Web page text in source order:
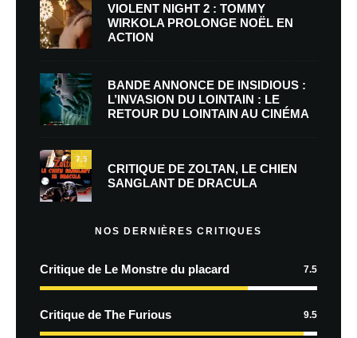
VIOLENT NIGHT 2 : TOMMY
WIRKOLA PROLONGE NOËL EN
ACTION
BANDE ANNONCE DE INSIDIOUS :
L’INVASION DU LOINTAIN : LE
RETOUR DU LOINTAIN AU CINÉMA
7.5
CRITIQUE DE ZOLTAN, LE CHIEN
SANGLANT DE DRACULA
NOS DERNIÈRES CRITIQUES
Critique de Le Monstre du placard 7.5
Critique de The Furious 9.5